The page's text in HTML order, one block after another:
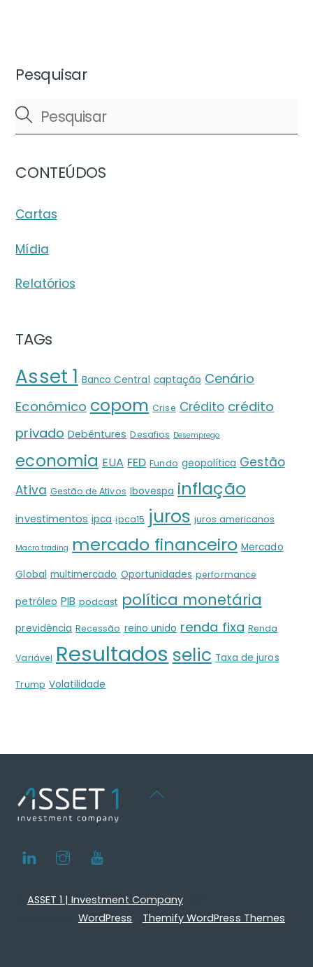
Pesquisar
CONTEÚDOS
Cartas
Mídia
Relatórios
TAGs
Asset 1 Banco Central captação Cenário
Econômico copom Crise Crédito crédito
privado Debêntures Desafios Desemprego
economia EUA FED Fundo geopolítica Gestão
Ativa Gestão de Ativos Ibovespa inflação
investimentos ipca ipca15 juros juros americanos
Macro trading mercado financeiro Mercado
Global multimercado Oportunidades performance
petróleo PIB podcast política monetária
previdência Recessão reino unido renda fixa Renda
Variável Resultados selic Taxa de juros
Trump Volatilidade
Back
LinkedIn Instagram
ASSET 1 | Investment Company
Powered byWordPress Themify WordPress Themes